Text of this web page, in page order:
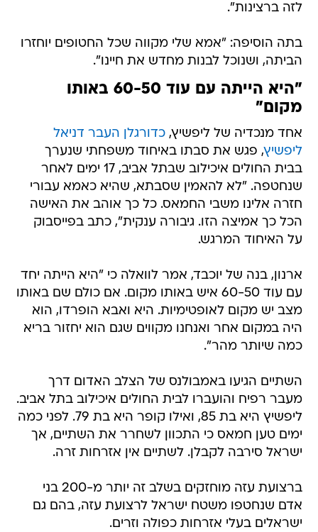
לזה ברצינות".
בתה הוסיפה: "אמא שלי מקווה שכל החטופים יוחזרו
הביתה, ושנוכל לבנות מחדש את חיינו".
"היא הייתה עם עוד 60-50 באותו
מקום"
אחד מנכדיה של ליפשיץ,כדורגלן העבר דניאל
ליפשיץ, פגש את סבתו באיחוד משפחתי שנערך
בבית החולים איכילוב שבתל אביב, 17 ימים לאחר
שנחטפה. "לא להאמין שסבתא, שהיא כאמא עבורי
חזרה אלינו משבי החמאס. כל כך אוהב את האישה
הכל כך אמיצה הזו. גיבורה ענקית", כתב בפייסבוק
על האיחוד המרגש.
ארנון, בנה של יוכבד, אמר לוואלה כי "היא הייתה יחד
עם עוד 60-50 איש באותו מקום. אם כולם שם באותו
מצב יש מקום לאופטימיות. היא ואבא הופרדו, הוא
היה במקום אחר ואנחנו מקווים שגם הוא יחזור בריא
כמה שיותר מהר".
השתיים הגיעו באמבולנס של הצלב האדום דרך
מעבר רפיח והועברו לבית החולים איכילוב בתל אביב.
ליפשיץ היא בת 85, ואילו קופר היא בת 79. לפני כמה
ימים טען חמאס כי התכוון לשחרר את השתיים, אך
ישראל סירבה לקבלן. לשתיים אין אזרחות זרה.
ברצועת עזה מוחזקים בשלב זה יותר מ-200 בני
אדם שנחטפו משטח ישראל לרצועת עזה, בהם גם
ישראלים בעלי אזרחות כפולה וזרים.